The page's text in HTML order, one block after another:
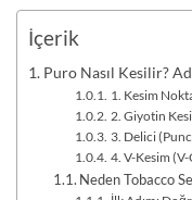
İçerik
Puro Nasıl Kesilir?
1. Kesim
2. Giyotin
3. Delici
4. V-Kesim
Neden Tobacco